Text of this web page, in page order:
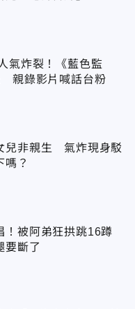
氣炸裂！《藍色監
親錄影片喊話台粉
兒非親生 氣炸現身駁
嗎？
！被阿弟狂拱跳16蹲
要斷了